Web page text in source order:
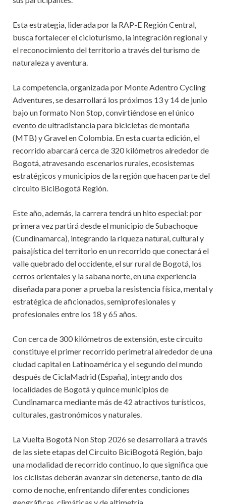
Esta estrategia, liderada por la RAP-E Región Central,
busca fortalecer el cicloturismo, la integración regional y
el reconocimiento del territorio a través del turismo de
naturaleza y aventura.
La competencia, organizada por Monte Adentro Cycling
Adventures, se desarrollará los próximos 13 y 14 de junio
bajo un formato Non Stop, convirtiéndose en el único
evento de ultradistancia para bicicletas de montaña
(MTB) y Gravel en Colombia. En esta cuarta edición, el
recorrido abarcará cerca de 320 kilómetros alrededor de
Bogotá, atravesando escenarios rurales, ecosistemas
estratégicos y municipios de la región que hacen parte del
circuito BiciBogotá Región.
Este año, además, la carrera tendrá un hito especial: por
primera vez partirá desde el municipio de Subachoque
(Cundinamarca), integrando la riqueza natural, cultural y
paisajística del territorio en un recorrido que conectará el
valle quebrado del occidente, el sur rural de Bogotá, los
cerros orientales y la sabana norte, en una experiencia
diseñada para poner a prueba la resistencia física, mental y
estratégica de aficionados, semiprofesionales y
profesionales entre los 18 y 65 años.
Con cerca de 300 kilómetros de extensión, este circuito
constituye el primer recorrido perimetral alrededor de una
ciudad capital en Latinoamérica y el segundo del mundo
después de CiclaMadrid (España), integrando dos
localidades de Bogotá y quince municipios de
Cundinamarca mediante más de 42 atractivos turísticos,
culturales, gastronómicos y naturales.
La Vuelta Bogotá Non Stop 2026 se desarrollará a través
de las siete etapas del Circuito BiciBogotá Región, bajo
una modalidad de recorrido continuo, lo que significa que
los ciclistas deberán avanzar sin detenerse, tanto de día
como de noche, enfrentando diferentes condiciones